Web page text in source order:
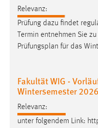
Relevanz:
Prüfung dazu findet
Termin entnehmen Sie
Prüfungsplan für das
Fakultät WIG -
Wintersemester
Relevanz:
unter folgendem Link:
Cookie Laufzeit:
30 Tage
Chat
MibewSessionID,
chat-frame-style-
Zweck:
Wird benötigt um die